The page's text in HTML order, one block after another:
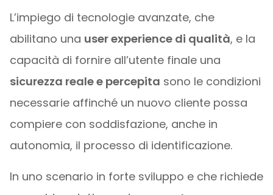
L’impiego di tecnologie avanzate, che
abilitano una user experience di qualità, e la
capacità di fornire all’utente finale una
sicurezza reale e percepita sono le condizioni
necessarie affinché un nuovo cliente possa
compiere con soddisfazione, anche in
autonomia, il processo di identificazione.
In uno scenario in forte sviluppo e che richiede